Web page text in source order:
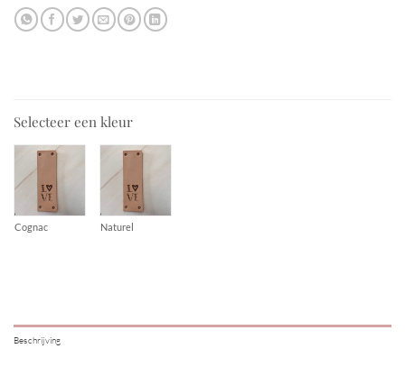
Selecteer een kleur
Cognac Naturel
Beschrijving